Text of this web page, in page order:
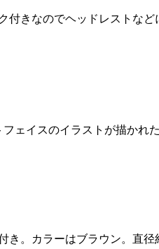
きなのでヘッドレストな
ェイスのイラストが描かれ
。カラーはブラウン。直径